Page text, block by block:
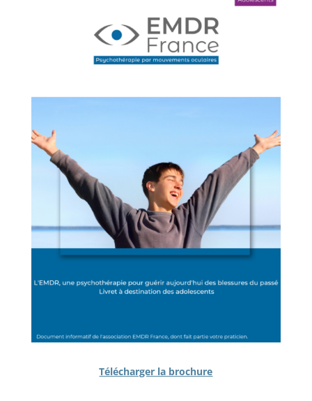
Télécharger la brochure